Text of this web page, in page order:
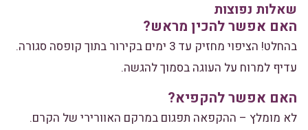
שאלות נפוצות
האם אפשר להכין מראש?
בהחלט! הציפוי מחזיק עד 3 ימים בקירור בתוך קופסה סגורה.
עדיף למרוח על העוגה בסמוך להגשה.
האם אפשר להקפיא?
לא מומלץ – ההקפאה תפגום במרקם האוורירי של הקרם.